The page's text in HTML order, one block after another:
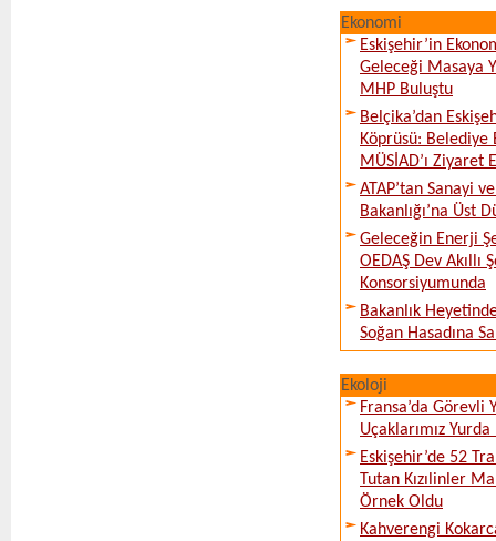
Ekonomi
Eskişehir’in
Geleceği Masaya
MHP Buluştu
Belçika’dan
Köprüsü: Belediye
MÜSİAD’ı Ziyaret
ATAP’tan Sanayi
Bakanlığı’na Üst
Geleceğin Enerji
OEDAŞ Dev Akıllı
Konsorsiyumunda
Bakanlık
Soğan Hasadına
Ekoloji
Fransa’da Görevli
Uçaklarımız
Eskişehir’de 52
Tutan Kızılinler
Örnek Oldu
Kahverengi